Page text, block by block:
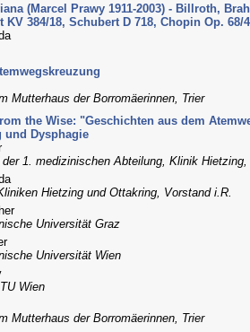
(Marcel Prawy 1911-2003) - Billroth,
KV 384/18, Schubert D 718, Chopin Op. 68/
Mutterhaus der Borromäerinnen, Trier
the Wise: "Geschichten aus dem
und Dysphagie
1. medizinischen Abteilung, Klinik Hietzing,
Hietzing und Ottakring, Vorstand i.R.
Universität Graz
Universität Wien
Wien
Mutterhaus der Borromäerinnen, Trier